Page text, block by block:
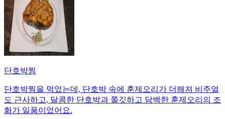
단호박찜
단호박찜을 먹었는데, 단호박 속에 훈제오리가 더해져 비주얼
도 근사하고, 달콤한 단호박과 쫄깃하고 담백한 훈제오리의 조
화가 일품이었어요.